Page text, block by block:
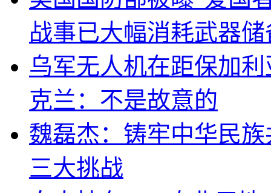
战事已大幅消耗武器储
乌军无人机在距保加
克兰：不是故意的
魏磊杰：铸牢中华民
三大挑战